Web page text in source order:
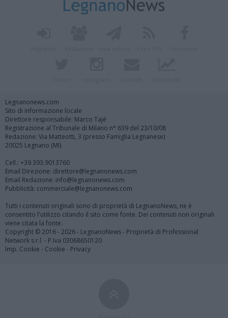
Legnanonews.com
Sito di informazione locale
Direttore responsabile: Marco Tajè
Registrazione al Tribunale di Milano n° 639 del 23/10/08
Redazione: Via Matteotti, 3 (presso Famiglia Legnanese)
20025 Legnano (MI)
Cell.: +39.393.9013760
Email Direzione: direttore@legnanonews.com
Email Redazione: info@legnanonews.com
Pubblicità: commerciale@legnanonews.com
Tutti i contenuti originali sono di proprietà di LegnanoNews, ne è
consentito l'utilizzo citando il sito come fonte. Dei contenuti non originali
viene citata la fonte.
Copyright © 2016 - 2026 - LegnanoNews - Proprietà di Professional
Network s.r.l. - P.Iva 03068650120
Imp. Cookie - Cookie - Privacy